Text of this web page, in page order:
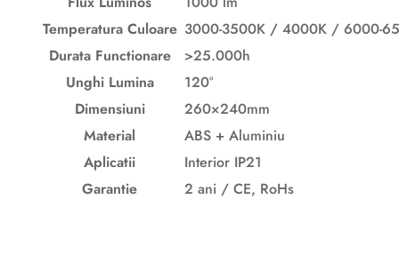
Temperatura Culoare 3000-3500K / 4000K / 6000-
Durata Functionare
>25.000h
Unghi Lumina
120°
Dimensiuni
260×240mm
Material
ABS + Aluminiu
Aplicatii
Interior IP21
Garantie
2 ani / CE, RoHs